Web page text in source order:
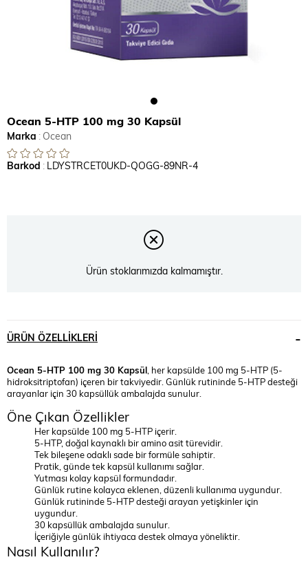
Ocean 5-HTP 100 mg 30 Kapsül
Marka : Ocean
Barkod : LDYSTRCET0UKD-QOGG-89NR-4
Ürün stoklarımızda kalmamıştır.
ÜRÜN ÖZELLIKLERI
Ocean 5-HTP 100 mg 30 Kapsül , her kapsülde 100 mg 5-HTP (5-
hidroksitriptofan) içeren bir takviyedir. Günlük rutininde 5-HTP desteği
arayanlar için 30 kapsüllük ambalajda sunulur.
Öne Çıkan Özellikler
Her kapsülde 100 mg 5-HTP içerir.
5-HTP, doğal kaynaklı bir amino asit türevidir.
Tek bileşene odaklı sade bir formüle sahiptir.
Pratik, günde tek kapsül kullanımı sağlar.
Yutması kolay kapsül formundadır.
Günlük rutine kolayca eklenen, düzenli kullanıma uygundur.
Günlük rutininde 5-HTP desteği arayan yetişkinler için
uygundur.
30 kapsüllük ambalajda sunulur.
İçeriğiyle günlük ihtiyaca destek olmaya yöneliktir.
Nasıl Kullanılır?